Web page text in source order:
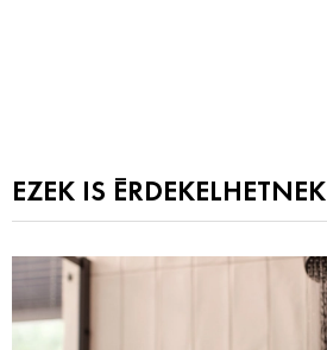
EZEK IS ÉRDEKELHETNEK